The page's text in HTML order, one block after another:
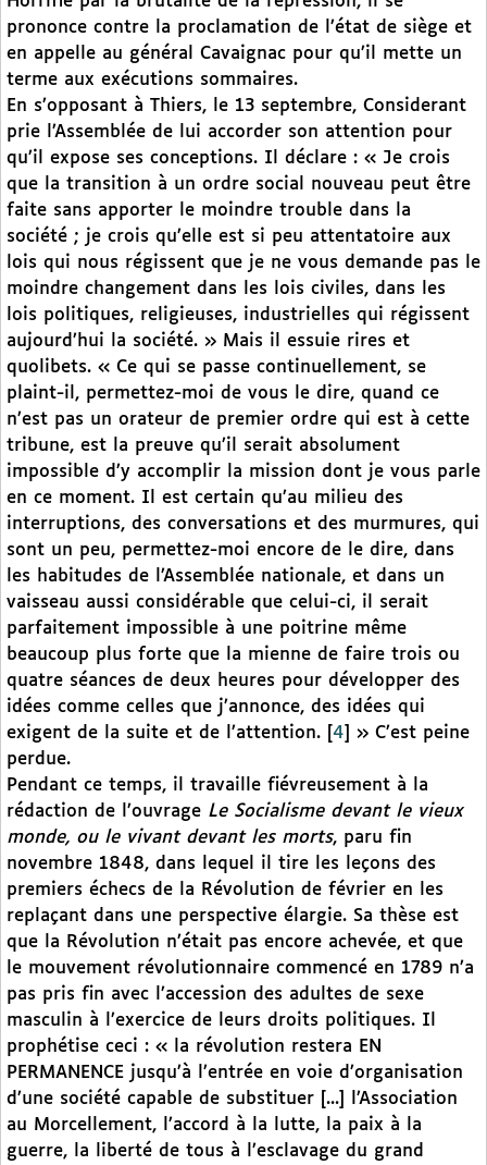
prononce contre la proclamation de l’état de siège et
en appelle au général Cavaignac pour qu’il mette un
terme aux exécutions sommaires.
En s’opposant à Thiers, le 13 septembre, Considerant
prie l’Assemblée de lui accorder son attention pour
qu’il expose ses conceptions. Il déclare : « Je crois
que la transition à un ordre social nouveau peut être
faite sans apporter le moindre trouble dans la
société ; je crois qu’elle est si peu attentatoire aux
lois qui nous régissent que je ne vous demande pas le
moindre changement dans les lois civiles, dans les
lois politiques, religieuses, industrielles qui régissent
aujourd’hui la société. » Mais il essuie rires et
quolibets. « Ce qui se passe continuellement, se
plaint-il, permettez-moi de vous le dire, quand ce
n’est pas un orateur de premier ordre qui est à cette
tribune, est la preuve qu’il serait absolument
impossible d’y accomplir la mission dont je vous parle
en ce moment. Il est certain qu’au milieu des
interruptions, des conversations et des murmures, qui
sont un peu, permettez-moi encore de le dire, dans
les habitudes de l’Assemblée nationale, et dans un
vaisseau aussi considérable que celui-ci, il serait
parfaitement impossible à une poitrine même
beaucoup plus forte que la mienne de faire trois ou
quatre séances de deux heures pour développer des
idées comme celles que j’annonce, des idées qui
exigent de la suite et de l’attention.
4
» C’est peine
perdue.
Pendant ce temps, il travaille fiévreusement à la
rédaction de l’ouvrage Le Socialisme devant le vieux
monde, ou le vivant devant les morts, paru fin
novembre 1848, dans lequel il tire les leçons des
premiers échecs de la Révolution de février en les
replaçant dans une perspective élargie. Sa thèse est
que la Révolution n’était pas encore achevée, et que
le mouvement révolutionnaire commencé en 1789 n’a
pas pris fin avec l’accession des adultes de sexe
masculin à l’exercice de leurs droits politiques. Il
prophétise ceci : « la révolution restera EN
PERMANENCE jusqu’à l’entrée en voie d’organisation
d’une société capable de substituer [...] l’Association
au Morcellement, l’accord à la lutte, la paix à la
guerre, la liberté de tous à l’esclavage du grand